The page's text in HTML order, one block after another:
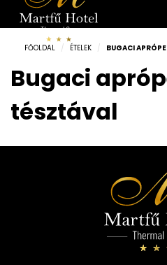
FŐOLDAL / ÉTELEK / BUGACI
Bugaci
tésztával